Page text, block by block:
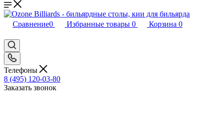
Сравнение0 Избранные товары 0 Корзина 0
Телефоны
8 (495) 120-03-80
Заказать звонок